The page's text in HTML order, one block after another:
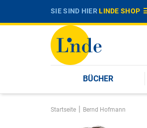
SIE SIND HIERLINDE SHOP
BÜCHER
Startseite | Bernd Hofmann